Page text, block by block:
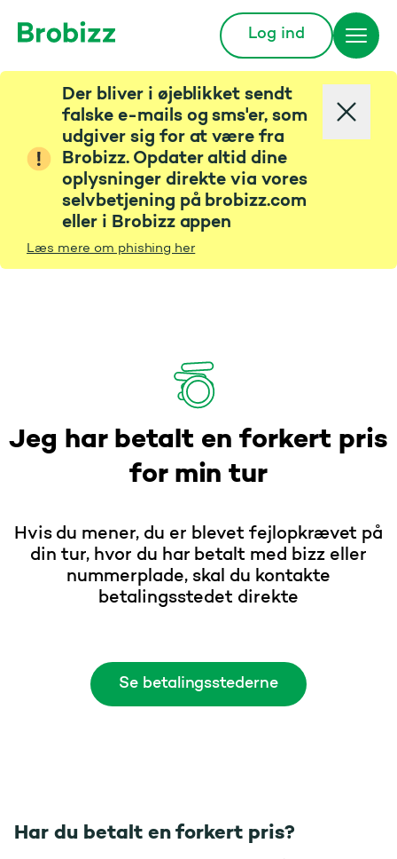
Log ind
Der bliver i øjeblikket sendt
falske e-mails og sms'er, som
udgiver sig for at være fra
Brobizz. Opdater altid dine
oplysninger direkte via vores
selvbetjening på brobizz.com
eller i Brobizz appen
Læs mere om phishing her
Jeg har betalt en forkert pris
for min tur
Hvis du mener, du er blevet fejlopkrævet på
din tur, hvor du har betalt med bizz eller
nummerplade, skal du kontakte
betalingsstedet direkte
Se betalingsstederne
Har du betalt en forkert pris?